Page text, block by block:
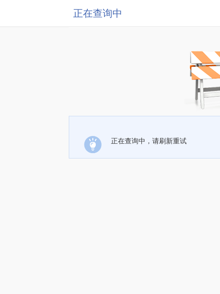
正在查询中
正在查询中，请刷新重试